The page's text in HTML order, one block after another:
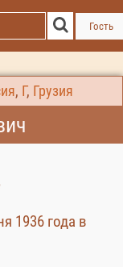
Гость
, Г, Грузия
1936 года в